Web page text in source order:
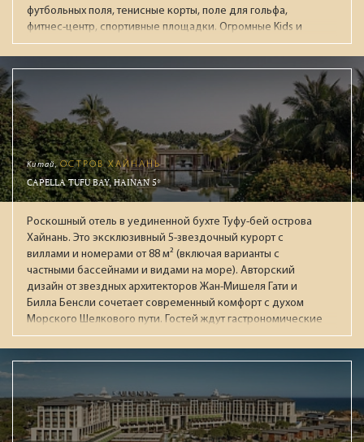
футбольных поля, тенисные корты, поле для гольфа,
фитнес-центр, спортивные площадки. Огромные Kids и
Junior Club. Фишка отеля: Rooftop (18+) на крыше 8го
этажа: панорамный бассейн, ресторан и зал для фитнеса с
захватывающими видами на окрестности. Два СПА-центра
площадью 4500 кв.м и 1500 кв.м. Все номера: просторные
съюты от 110м² и виллы с бассейнами от 95м² с системой
"умный дом" и консьерж-сервисом. Гостей ждут 8
тематических ресторанов, в 10 барах авторские коктейли
и премиальные напитки.
Китай,ОСТРОВ ХАЙНАНЬ
CAPELLA TUFU BAY, HAINAN 5*
Роскошный отель в уединенной бухте Туфу-бей острова
Хайнань. Это эксклюзивный 5-звездочный курорт с
виллами и номерами от 88 м² (включая варианты с
частными бассейнами и видами на море). Авторский
дизайн от звездных архитекторов Жан-Мишеля Гати и
Билла Бенсли сочетает современный комфорт с духом
Морского Шелкового пути. Гостей ждут гастрономические
рестораны, огромный бассейн, премиальный спа-центр
Auriga и приватный пляж. Лауреат престижных наград
высочайший уровень сервиса.